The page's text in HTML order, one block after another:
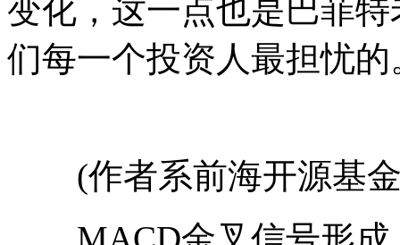
变化，这一点也是巴菲
们每一个投资人最担忧的
(作者系前海开源基金